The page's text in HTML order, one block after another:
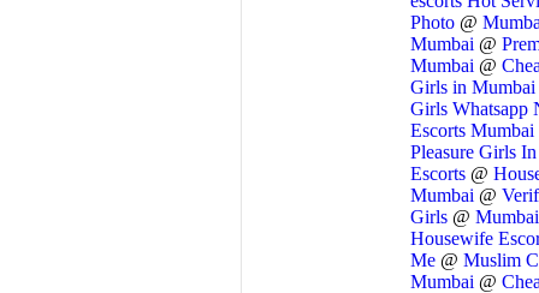
Photo @
Mumbai @
Mumbai @
Girls in Mumbai
Girls Whatsapp
Escorts Mumbai
Pleasure Girls
Escorts @
Mumbai @
Girls @
Housewife
Me @ Muslim
Mumbai @